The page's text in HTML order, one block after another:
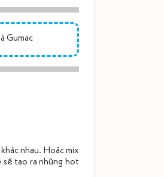
Gumac
nhau. Hoặc mix
sẽ tạo ra những hot